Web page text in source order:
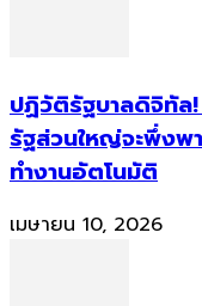
ปฏิวัติรัฐบาลดิจิทั
รัฐส่วนใหญ่จะพึ่งพ
ทำงานอัตโนมัติ
เมษายน 10, 2026